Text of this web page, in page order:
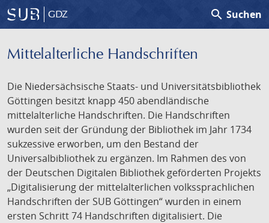
GDZ search Suchen
Mittelalterliche Handschriften
Die Niedersächsische Staats- und Universitätsbibliothek
Göttingen besitzt knapp 450 abendländische
mittelalterliche Handschriften. Die Handschriften
wurden seit der Gründung der Bibliothek im Jahr 1734
sukzessive erworben, um den Bestand der
Universalbibliothek zu ergänzen. Im Rahmen des von
der Deutschen Digitalen Bibliothek geförderten Projekts
„Digitalisierung der mittelalterlichen volkssprachlichen
Handschriften der SUB Göttingen“ wurden in einem
ersten Schritt 74 Handschriften digitalisiert. Die